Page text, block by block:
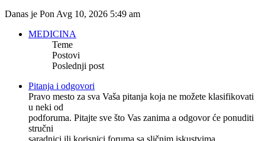
Danas je Pon Avg 10, 2026 5:49 am
MEDICINA
Teme
Postovi
Poslednji post
Pitanja i odgovori
Pravo mesto za sva Vaša pitanja koja ne možete klasifikovati
u neki od
podforuma. Pitajte sve što Vas zanima a odgovor će ponuditi
stručni
saradnici ili korisnici foruma sa sličnim iskustvima.